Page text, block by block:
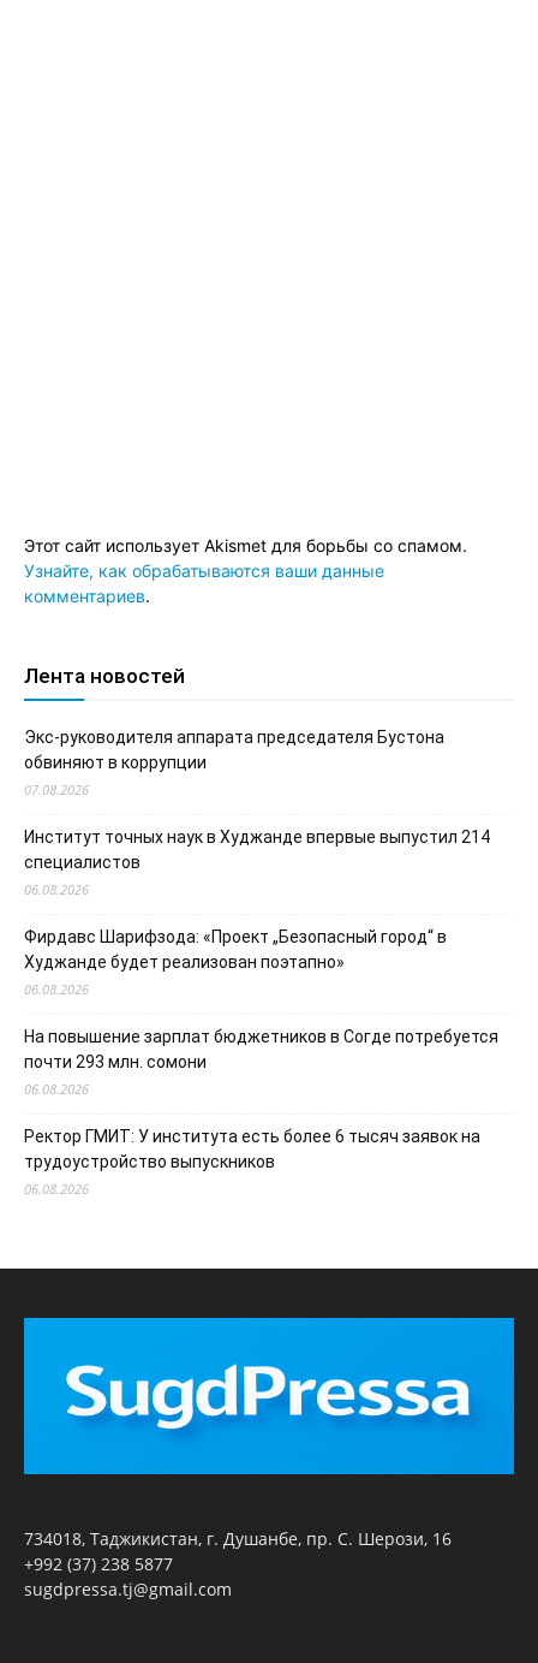
Этот сайт использует Akismet для борьбы со спамом.
Узнайте, как обрабатываются ваши данные
комментариев.
Лента новостей
Экс-руководителя аппарата председателя Бустона
обвиняют в коррупции
07.08.2026
Институт точных наук в Худжанде впервые выпустил 214
специалистов
06.08.2026
Фирдавс Шарифзода: «Проект „Безопасный город“ в
Худжанде будет реализован поэтапно»
06.08.2026
На повышение зарплат бюджетников в Согде потребуется
почти 293 млн. сомони
06.08.2026
Ректор ГМИТ: У института есть более 6 тысяч заявок на
трудоустройство выпускников
06.08.2026
734018, Таджикистан, г. Душанбе, пр. С. Шерози, 16
+992 (37) 238 5877
sugdpressa.tj@gmail.com